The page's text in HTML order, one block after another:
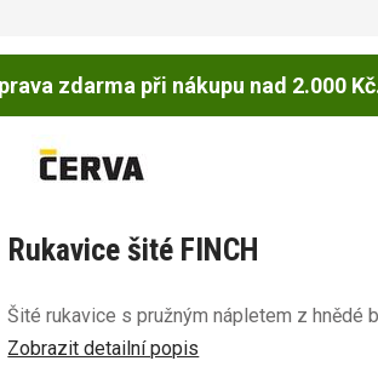
zdarma při nákupu nad 2.000
Rukavice šité FINCH
Šité rukavice s pružným nápletem z hnědé
Zobrazit detailní popis